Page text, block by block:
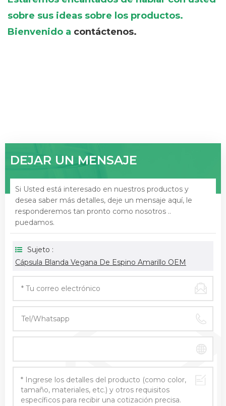
sobre sus ideas sobre los productos.
Bienvenido a contáctenos.
DEJAR UN MENSAJE
Si Usted está interesado en nuestros productos y
desea saber más detalles, deje un mensaje aquí, le
responderemos tan pronto como nosotros ..
puedamos.
Sujeto :
Cápsula Blanda Vegana De Espino Amarillo OEM